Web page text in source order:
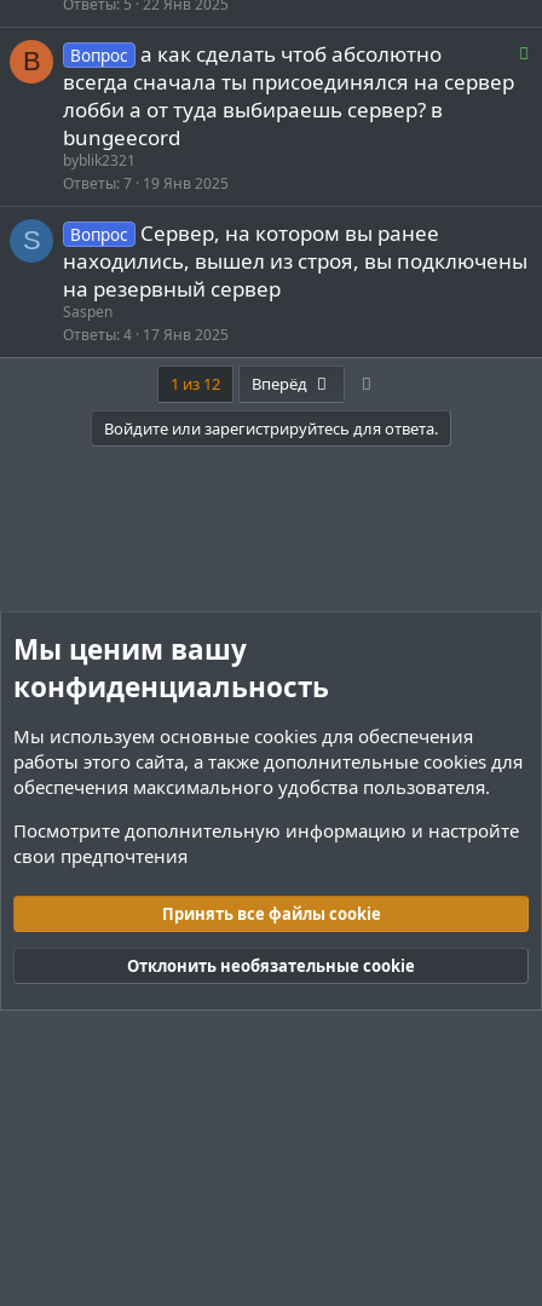
Ответы 5 22 Янв 2025
B Вопрос а как сделать чтоб абсолютно
всегда сначала ты присоединялся на сервер
лобби а от туда выбираешь сервер? в
bungeecord
byblik2321
Ответы 7 19 Янв 2025
S Вопрос
Сервер, на котором вы ранее
находились, вышел из строя, вы подключены
на резервный сервер
Saspen
Ответы 4 17 Янв 2025
1 из 12 Вперёд
Войдите или зарегистрируйтесь для ответа.
Cookies Тёмная (2020)
Русский (RU)
Обратная связь
Условия и правила
Политика конфиденциальности
Помощь
R
Мы ценим вашу
конфиденциальность
Мы используем основные cookies для обеспечения
работы этого сайта, а также дополнительные cookies для
обеспечения максимального удобства пользователя.
Посмотрите дополнительную информацию и настройте
свои предпочтения
Принять все файлы cookie
Отклонить необязательные cookie